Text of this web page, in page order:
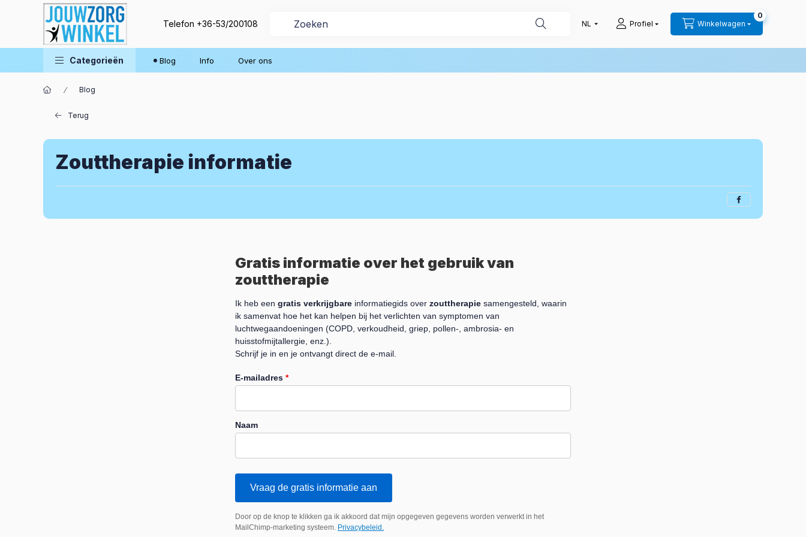
Telefon +36-53/200108 Profiel Winkelwagen
0
Categorieën Blog Info Over ons
Blog
Terug
Zouttherapie informatie
Gratis informatie over het gebruik van
zouttherapie
Ik heb een gratis verkrijgbare informatiegids over zouttherapie samengesteld, waarin
ik samenvat hoe het kan helpen bij het verlichten van symptomen van
luchtwegaandoeningen (COPD, verkoudheid, griep, pollen-, ambrosia- en
huisstofmijtallergie, enz.).
Schrijf je in en je ontvangt direct de e-mail.
E-mailadres *
Naam
Vraag de gratis informatie aan
Door op de knop te klikken ga ik akkoord dat mijn opgegeven gegevens worden verwerkt in het
MailChimp-marketing systeem. Privacybeleid.